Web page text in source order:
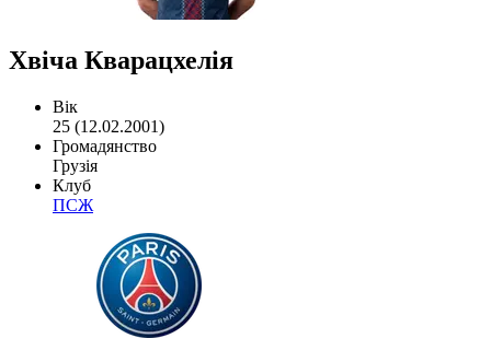
Хвіча Кварацхелія
Вік
25 (12.02.2001)
Громадянство
Грузія
Клуб
ПСЖ